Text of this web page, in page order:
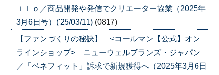
ｉｌｏ／商品開発や発信でクリエーター協業（2025年
3月6日号）('25/03/11) (0817)
【ファンづくりの秘訣】 <コールマン【公式】オン
ラインショップ> ニューウェルブランズ・ジャパン
／「ベネフィット」訴求で新規獲得へ（2025年3月6日